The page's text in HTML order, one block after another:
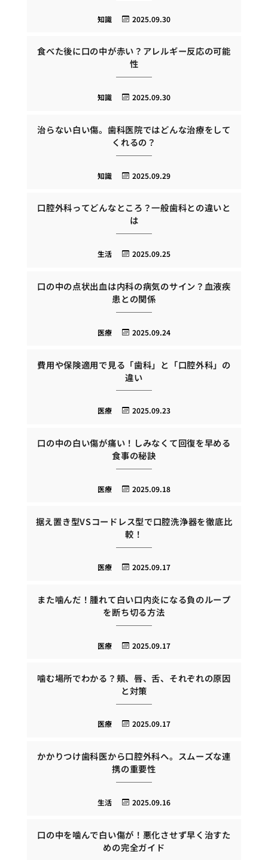
2025.09.30
知識
食べた後に口の中が赤い？アレルギー反応の可能
性
2025.09.30
知識
治らない白い傷。歯科医院ではどんな治療をして
くれるの？
2025.09.29
知識
口腔外科ってどんなところ？一般歯科との違いと
は
2025.09.25
生活
口の中の点状出血は内科の病気のサイン？血液疾
患との関係
2025.09.24
医療
費用や保険適用で見る「歯科」と「口腔外科」の
違い
2025.09.23
医療
口の中の白い傷が痛い！しみなくて回復を早める
食事の秘訣
2025.09.18
医療
据え置き型VSコードレス型で口腔洗浄器を徹底比
較！
2025.09.17
医療
また噛んだ！腫れて白い口内炎になる負のループ
を断ち切る方法
2025.09.17
医療
噛む場所でわかる？頬、唇、舌、それぞれの原因
と対策
2025.09.17
医療
かかりつけ歯科医から口腔外科へ。スムーズな連
携の重要性
2025.09.16
生活
口の中を噛んで白い傷が！悪化させず早く治すた
めの完全ガイド